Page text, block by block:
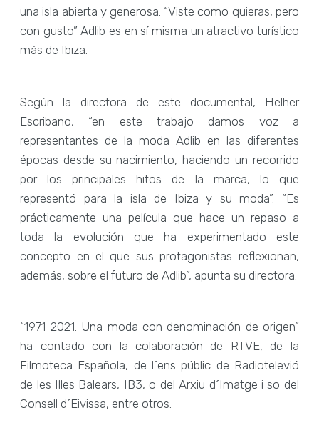
una isla abierta y generosa: “Viste como quieras, pero
con gusto” Adlib es en sí misma un atractivo turístico
más de Ibiza.
Según la directora de este documental, Helher
Escribano, “en este trabajo damos voz a
representantes de la moda Adlib en las diferentes
épocas desde su nacimiento, haciendo un recorrido
por los principales hitos de la marca, lo que
representó para la isla de Ibiza y su moda”. “Es
prácticamente una película que hace un repaso a
toda la evolución que ha experimentado este
concepto en el que sus protagonistas reflexionan,
además, sobre el futuro de Adlib”, apunta su directora.
“1971-2021. Una moda con denominación de origen”
ha contado con la colaboración de RTVE, de la
Filmoteca Española, de l´ens públic de Radiotelevió
de les Illes Balears, IB3, o del Arxiu d´Imatge i so del
Consell d´Eivissa, entre otros.